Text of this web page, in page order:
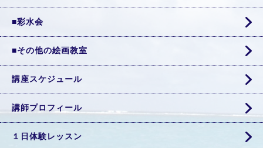
■彩水会
■その他の絵画教室
講座スケジュール
講師プロフィール
１日体験レッスン